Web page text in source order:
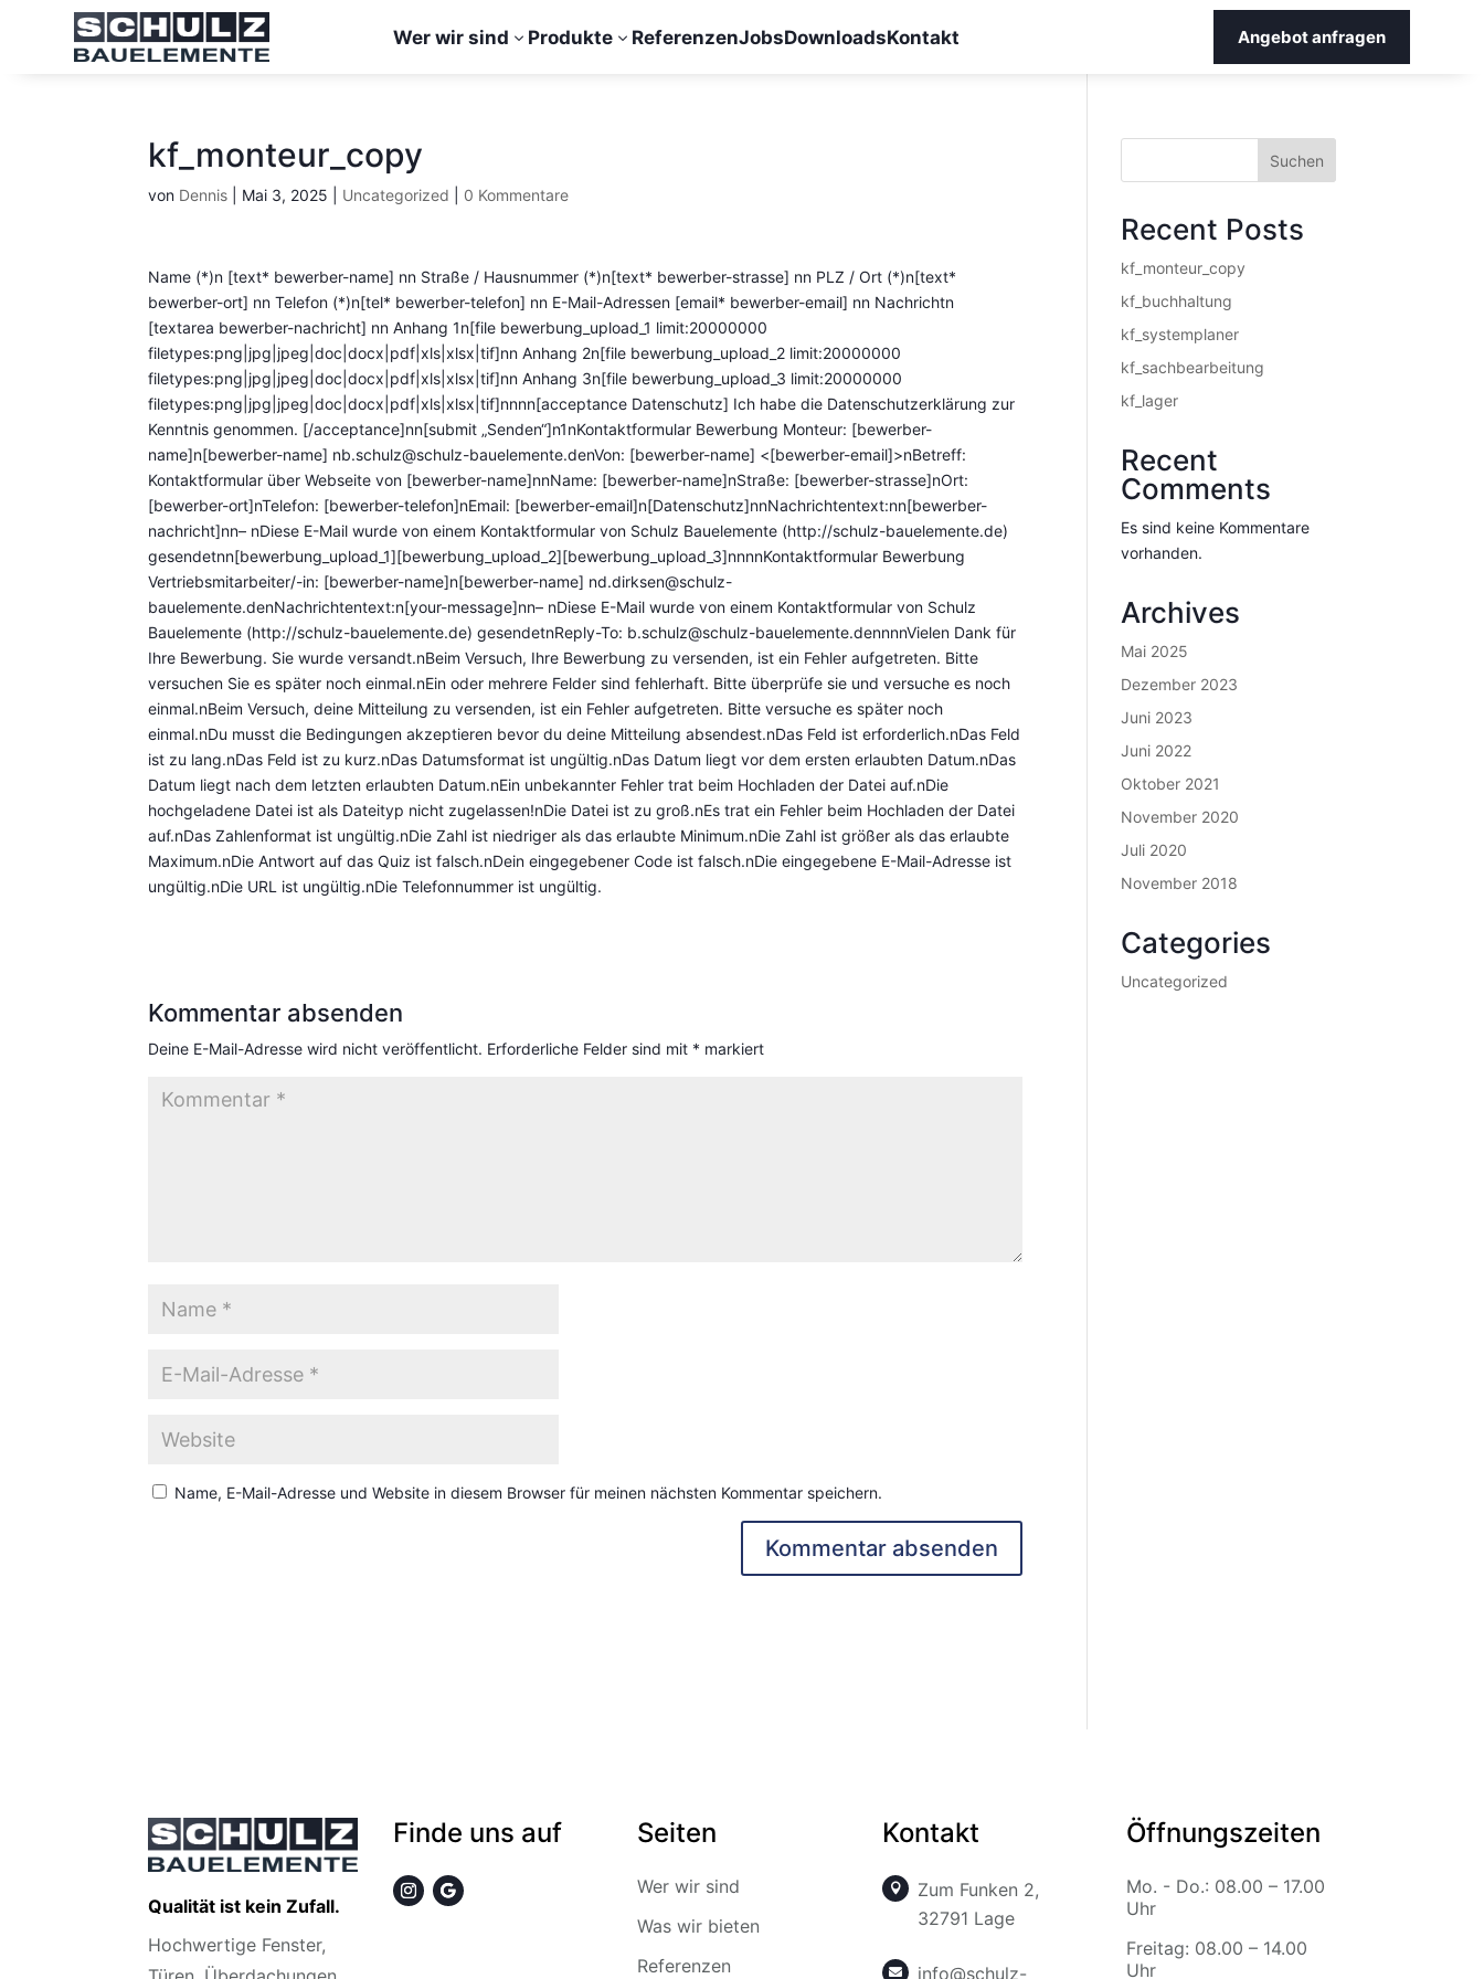
Wer wir sind 3 Produkte3
Kunststoff-
Fenster
Textilscreens
Aluminium-
Schiebetüren
ReferenzenJobsDownloadsKontakt Angebot anfragen
kf_monteur_copy
von Dennis Mai 3, 2025 Uncategorized 0 Kommentare
Name (*)n [text* bewerber-name] nn Straße / Hausnummer (*)n[text* bewerber-strasse] nn PLZ / Ort (*)n[text*
bewerber-ort] nn Telefon (*)n[tel* bewerber-telefon] nn E-Mail-Adressen [email* bewerber-email] nn Nachrichtn
[textarea bewerber-nachricht] nn Anhang 1n[file bewerbung_upload_1 limit:20000000
filetypes:png|jpg|jpeg|doc|docx|pdf|xls|xlsx|tif]nn Anhang 2n[file bewerbung_upload_2 limit:20000000
filetypes:png|jpg|jpeg|doc|docx|pdf|xls|xlsx|tif]nn Anhang 3n[file bewerbung_upload_3 limit:20000000
filetypes:png|jpg|jpeg|doc|docx|pdf|xls|xlsx|tif]nnnn[acceptance Datenschutz] Ich habe die Datenschutzerklärung zur
Kenntnis genommen. [/acceptance]nn[submit „Senden“]n1nKontaktformular Bewerbung Monteur: [bewerber-
name]n[bewerber-name] nb.schulz@schulz-bauelemente.denVon: [bewerber-name] <[bewerber-email]>nBetreff:
Kontaktformular über Webseite von [bewerber-name]nnName: [bewerber-name]nStraße: [bewerber-strasse]nOrt:
[bewerber-ort]nTelefon: [bewerber-telefon]nEmail: [bewerber-email]n[Datenschutz]nnNachrichtentext:nn[bewerber-
nachricht]nn– nDiese E-Mail wurde von einem Kontaktformular von Schulz Bauelemente (http://schulz-bauelemente.de)
gesendetnn[bewerbung_upload_1][bewerbung_upload_2][bewerbung_upload_3]nnnnKontaktformular Bewerbung
Vertriebsmitarbeiter/-in: [bewerber-name]n[bewerber-name] nd.dirksen@schulz-
bauelemente.denNachrichtentext:n[your-message]nn– nDiese E-Mail wurde von einem Kontaktformular von Schulz
Bauelemente (http://schulz-bauelemente.de) gesendetnReply-To: b.schulz@schulz-bauelemente.dennnnVielen Dank für
Ihre Bewerbung. Sie wurde versandt.nBeim Versuch, Ihre Bewerbung zu versenden, ist ein Fehler aufgetreten. Bitte
versuchen Sie es später noch einmal.nEin oder mehrere Felder sind fehlerhaft. Bitte überprüfe sie und versuche es noch
einmal.nBeim Versuch, deine Mitteilung zu versenden, ist ein Fehler aufgetreten. Bitte versuche es später noch
einmal.nDu musst die Bedingungen akzeptieren bevor du deine Mitteilung absendest.nDas Feld ist erforderlich.nDas Feld
ist zu lang.nDas Feld ist zu kurz.nDas Datumsformat ist ungültig.nDas Datum liegt vor dem ersten erlaubten Datum.nDas
Datum liegt nach dem letzten erlaubten Datum.nEin unbekannter Fehler trat beim Hochladen der Datei auf.nDie
hochgeladene Datei ist als Dateityp nicht zugelassen!nDie Datei ist zu groß.nEs trat ein Fehler beim Hochladen der Datei
auf.nDas Zahlenformat ist ungültig.nDie Zahl ist niedriger als das erlaubte Minimum.nDie Zahl ist größer als das erlaubte
Maximum.nDie Antwort auf das Quiz ist falsch.nDein eingegebener Code ist falsch.nDie eingegebene E-Mail-Adresse ist
ungültig.nDie URL ist ungültig.nDie Telefonnummer ist ungültig.
Kommentar absenden
Deine E-Mail-Adresse wird nicht veröffentlicht. Erforderliche Felder sind mit * markiert
Name, E-Mail-Adresse und Website in diesem Browser für meinen nächsten Kommentar speichern.
Suchen
Recent Posts
kf_monteur_copy
kf_buchhaltung
kf_systemplaner
kf_sachbearbeitung
kf_lager
Recent
Comments
Es sind keine Kommentare
vorhanden.
Archives
Mai 2025
Dezember 2023
Juni 2023
Juni 2022
Oktober 2021
November 2020
Juli 2020
November 2018
Categories
Uncategorized
Qualität ist kein Zufall.
Hochwertige Fenster,
Finde uns auf Seiten
Wer wir sind
Was wir bieten
Referenzen
Kontakt

Zum Funken 2,
32791 Lage
 info@schulz-
Öffnungszeiten
Mo. - Do.: 08.00 – 17.00
Uhr
Freitag: 08.00 – 14.00
Uhr